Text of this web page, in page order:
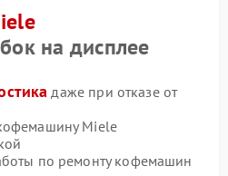
на дисплее
даже при отказе от
Miele
по ремонту кофемашин